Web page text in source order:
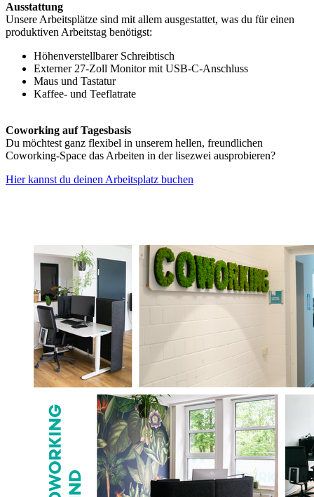
Ausstattung
Unsere Arbeitsplätze sind mit allem ausgestattet, was du für einen
produktiven Arbeitstag benötigst:
Höhenverstellbarer Schreibtisch
Externer 27-Zoll Monitor mit USB-C-Anschluss
Maus und Tastatur
Kaffee- und Teeflatrate
Coworking auf Tagesbasis
Du möchtest ganz flexibel in unserem hellen, freundlichen
Coworking-Space das Arbeiten in der lisezwei ausprobieren?
Hier kannst du deinen Arbeitsplatz buchen